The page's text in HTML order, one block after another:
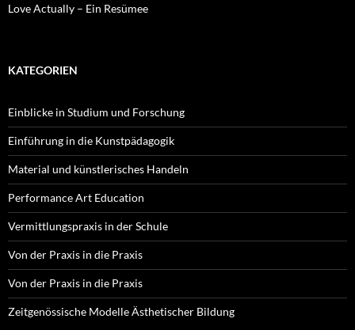
Love Actually – Ein Resümee
KATEGORIEN
Einblicke in Studium und Forschung
Einführung in die Kunstpädagogik
Material und künstlerisches Handeln
Performance Art Education
Vermittlungspraxis in der Schule
Von der Praxis in die Praxis
Von der Praxis in die Praxis
Zeitgenössische Modelle Ästhetischer Bildung